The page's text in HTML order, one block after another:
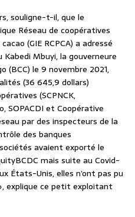
souligne-t-il, que le
Réseau de coopératives
(GIE RCPCA) a adressé
Mbuyi, la gouverneure
(BCC) le 9 novembre 2021,
(36 645,9 dollars)
(SCPNCK,
SOPACDI et Coopérative
par des inspecteurs de la
des banques
avaient exporté le
mais suite au Covid-
États-Unis, elles n’ont pas pu
explique ce petit exploitant